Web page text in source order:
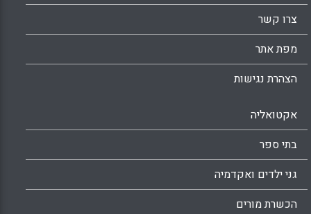
צרו קשר
מפת אתר
הצהרת נגישות
אקטואליה
בתי ספר
גני ילדים ואקדמיה
הכשרת מורים